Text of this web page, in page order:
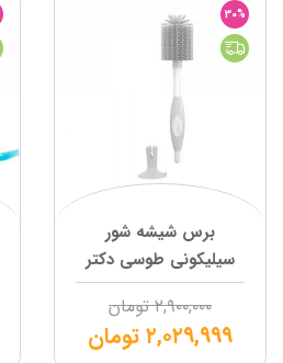
30%
برس شیشه شور
سیلیکونی طوسی دکتر
براون
۲,۹۰۰,۰۰۰ تومان
۲,۰۲۹,۹۹۹تومان